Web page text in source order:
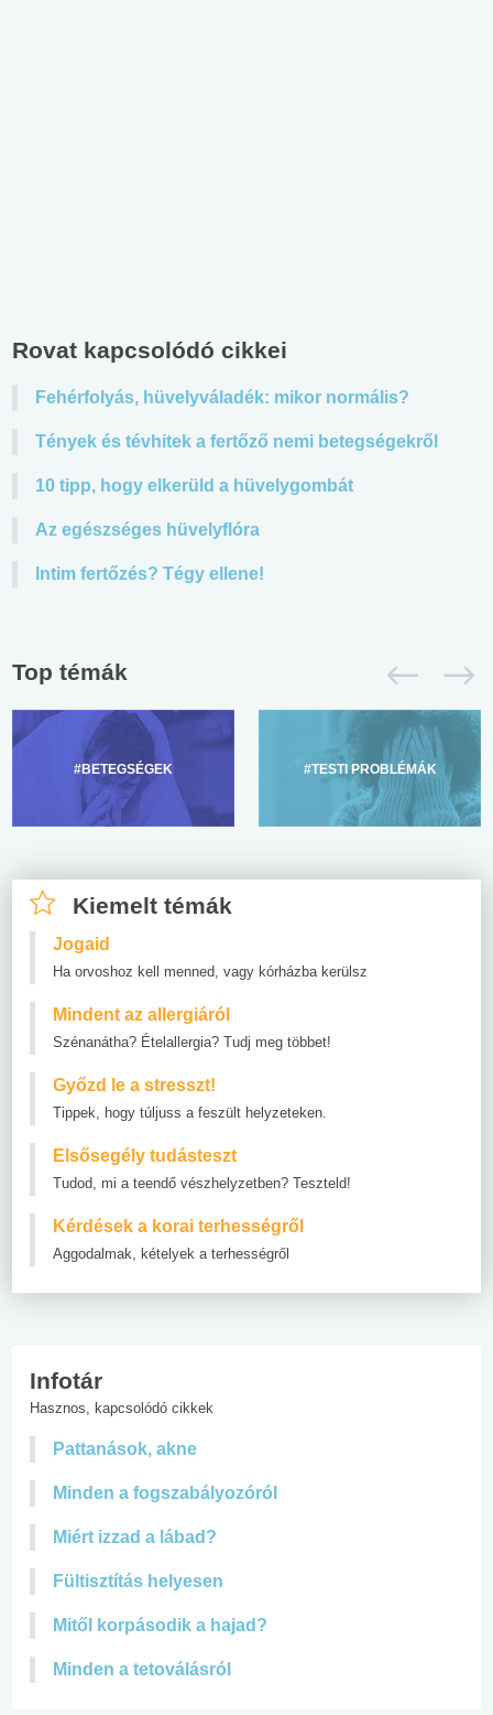
Rovat kapcsolódó cikkei
Fehérfolyás, hüvelyváladék: mikor normális?
Tények és tévhitek a fertőző nemi betegségekről
10 tipp, hogy elkerüld a hüvelygombát
Az egészséges hüvelyflóra
Intim fertőzés? Tégy ellene!
Top témák
#BETEGSÉGEK #TESTI PROBLÉMÁK
Kiemelt témák
Jogaid
Ha orvoshoz kell menned, vagy kórházba kerülsz
Mindent az allergiáról
Szénanátha? Ételallergia? Tudj meg többet!
Győzd le a stresszt!
Tippek, hogy túljuss a feszült helyzeteken.
Elsősegély tudásteszt
Tudod, mi a teendő vészhelyzetben? Teszteld!
Kérdések a korai terhességről
Aggodalmak, kételyek a terhességről
Infotár
Hasznos, kapcsolódó cikkek
Pattanások, akne
Minden a fogszabályozóról
Miért izzad a lábad?
Fültisztítás helyesen
Mitől korpásodik a hajad?
Minden a tetoválásról